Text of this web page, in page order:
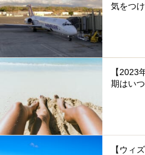
気をつ
【2023
期はい
【ウィ